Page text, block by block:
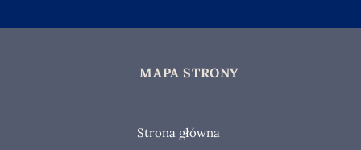
MAPA STRONY
Strona główna